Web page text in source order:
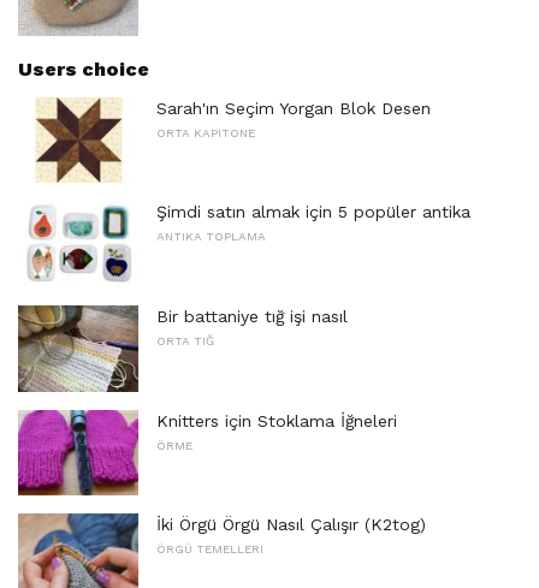
Users choice
Sarah'ın Seçim Yorgan Blok Desen
ORTA KAPITONE
Şimdi satın almak için 5 popüler antika
ANTIKA TOPLAMA
Bir battaniye tığ işi nasıl
ORTA TIĞ
Knitters için Stoklama İğneleri
ÖRME
İki Örgü Örgü Nasıl Çalışır (K2tog)
ÖRGÜ TEMELLERI